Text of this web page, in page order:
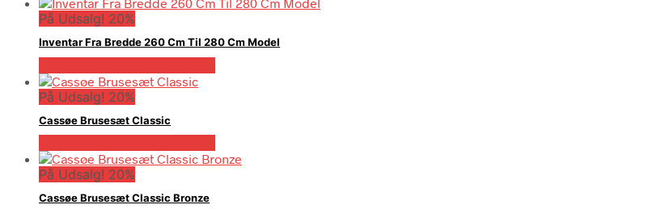
På Udsalg! 20%
Inventar Fra Bredde 260 Cm Til 280 Cm Model
På Udsalg! 20%
Cassøe Brusesæt Classic
På Udsalg! 20%
Cassøe Brusesæt Classic Bronze